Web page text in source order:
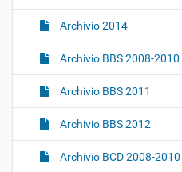
i
n
Archivio 2014
Archivio BBS 2008-2010
Archivio BBS 2011
Archivio BBS 2012
Archivio BCD 2008-2010